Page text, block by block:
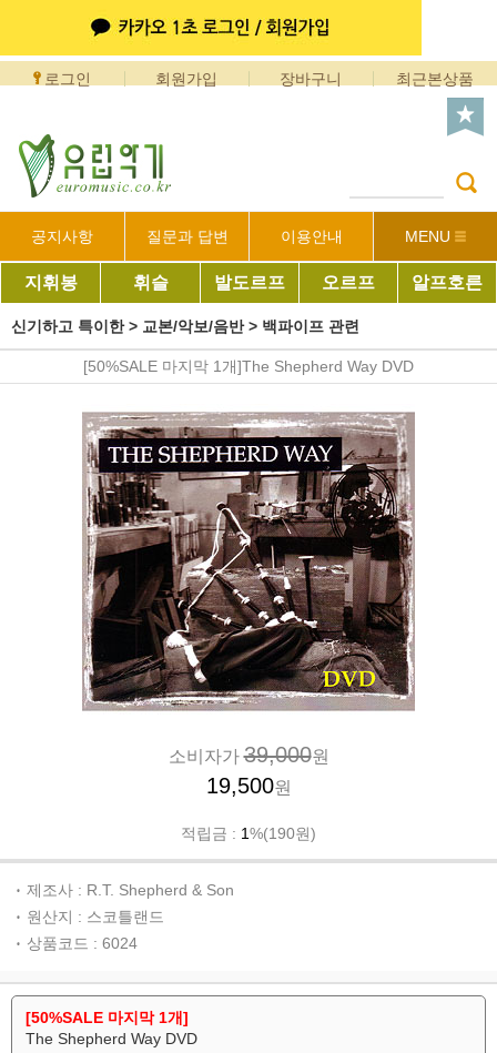
로그인 회원가입 장바구니 최근본상품
공지사항 질문과 답변 이용안내 MENU
지휘봉 휘슬 발도르프 오르프 알프호른
신기하고 특이한> 교본/악보/음반> 백파이프 관련
[50%SALE 마지막 1개]The Shepherd Way DVD
소비자가39,000원
19,500원
적립금 : 1%(190원)
제조사 : R.T. Shepherd & Son
원산지 : 스코틀랜드
상품코드 : 6024
[50%SALE 마지막 1개]
The Shepherd Way DVD